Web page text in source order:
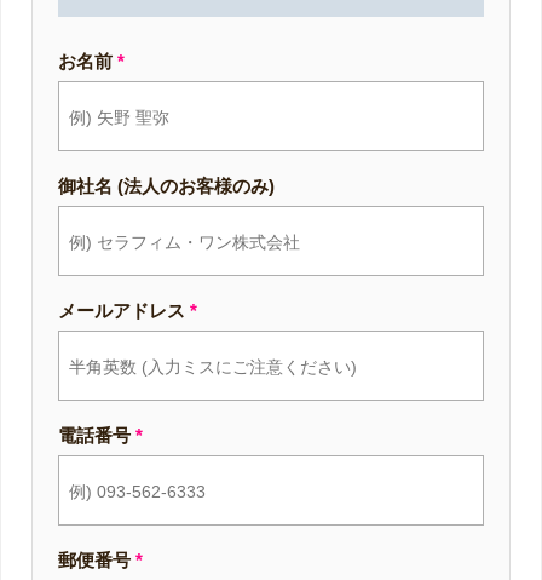
お名前*
御社名 (法人のお客様のみ)
メールアドレス *
電話番号*
郵便番号*